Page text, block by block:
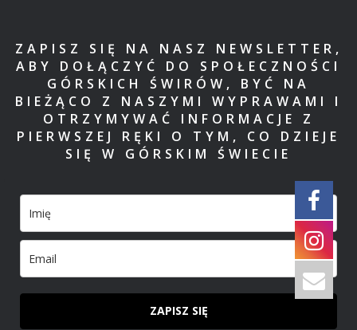
ZAPISZ SIĘ NA NASZ NEWSLETTER,
ABY DOŁĄCZYĆ DO SPOŁECZNOŚCI
GÓRSKICH ŚWIRÓW, BYĆ NA
BIEŻĄCO Z NASZYMI WYPRAWAMI I
OTRZYMYWAĆ INFORMACJE Z
PIERWSZEJ RĘKI O TYM, CO DZIEJE
SIĘ W GÓRSKIM ŚWIECIE
ZAPISZ SIĘ